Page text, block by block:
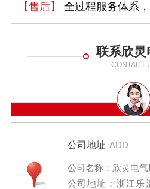
【售后】 全过程服务体系
联系欣灵
CONTACT
公司地址 ADD
公司名称：欣灵电气
公司地址：浙江乐